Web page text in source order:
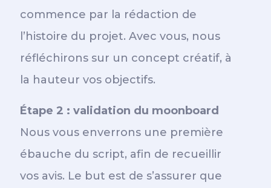
commence par la rédaction de
l’histoire du projet. Avec vous, nous
réfléchirons sur un concept créatif, à
la hauteur vos objectifs.
Étape 2 : validation du moonboard
Nous vous enverrons une première
ébauche du script, afin de recueillir
vos avis. Le but est de s’assurer que